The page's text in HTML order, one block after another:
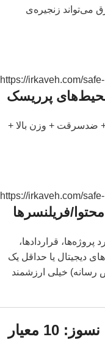
می‌تواند زنجیره‌ی
https://irkaveh.com/
+ ضدسرقت + وزن بالا +
https://irkaveh.com/
قراردادها،
دیجیتال یا حداقل یک
خیلی ارزشمند
چک‌لیست انتخاب گاوصندوق نسوز: 10 معیار